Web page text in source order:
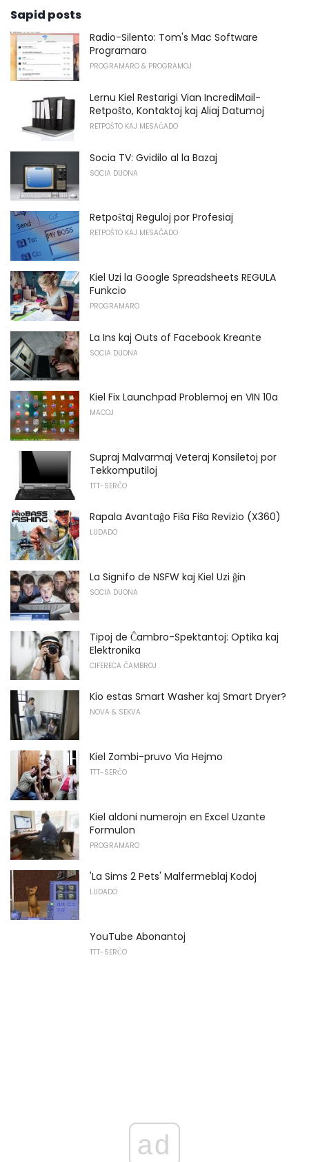
Sapid posts
Radio-Silento: Tom's Mac Software
Programaro
PROGRAMARO & PROGRAMOJ
Lernu Kiel Restarigi Vian IncrediMail-
Retpoŝto, Kontaktoj kaj Aliaj Datumoj
RETPOŜTO KAJ MESAĜADO
Socia TV: Gvidilo al la Bazaj
SOCIA DUONA
Retpoŝtaj Reguloj por Profesiaj
RETPOŜTO KAJ MESAĜADO
Kiel Uzi la Google Spreadsheets REGULA
Funkcio
PROGRAMARO
La Ins kaj Outs of Facebook Kreante
SOCIA DUONA
Kiel Fix Launchpad Problemoj en VIN 10a
MACOJ
Supraj Malvarmaj Veteraj Konsiletoj por
Tekkomputiloj
TTT-SERĈO
Rapala Avantaĝo Fiŝa Fiŝa Revizio (X360)
LUDADO
La Signifo de NSFW kaj Kiel Uzi ĝin
SOCIA DUONA
Tipoj de Ĉambro-Spektantoj: Optika kaj
Elektronika
CIFERECA ĈAMBROJ
Kio estas Smart Washer kaj Smart Dryer?
NOVA & SEKVA
Kiel Zombi-pruvo Via Hejmo
TTT-SERĈO
Kiel aldoni numerojn en Excel Uzante
Formulon
PROGRAMARO
'La Sims 2 Pets' Malfermeblaj Kodoj
LUDADO
YouTube Abonantoj
TTT-SERĈO
ad